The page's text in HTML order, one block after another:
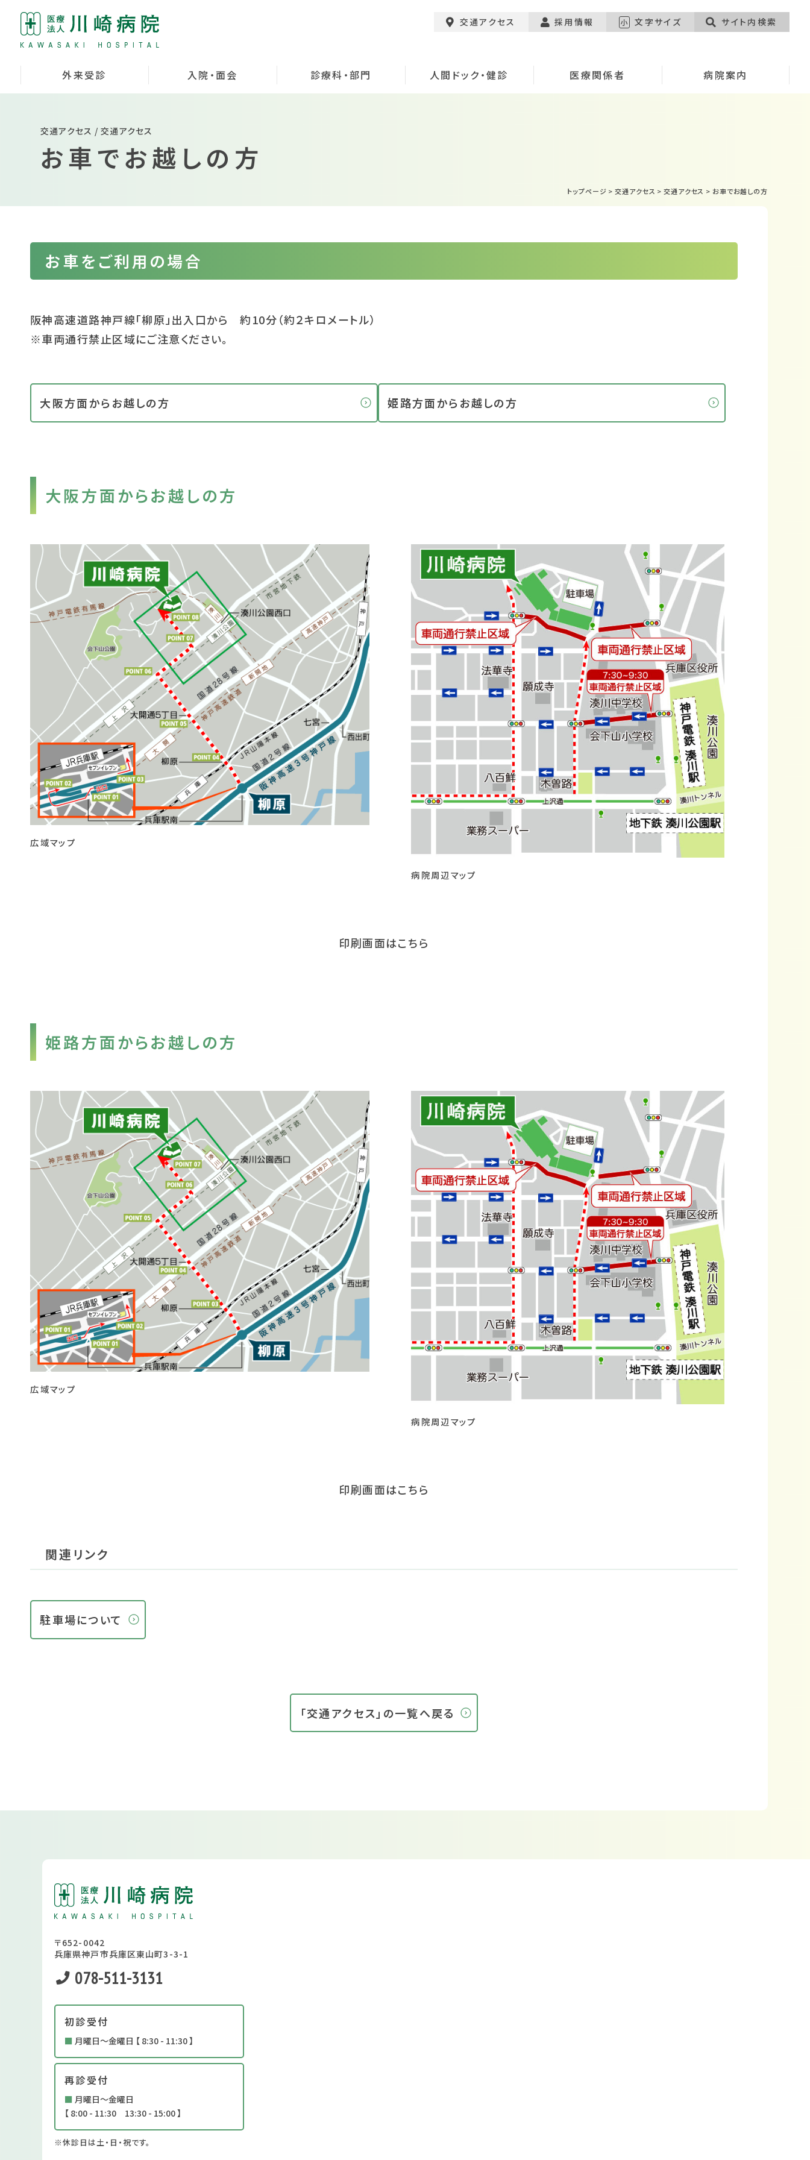
交通アクセス 採用情報 小 文字サイズ サイト内検索
外来受診 入院・面会 診療科・部門 人間ドック・健診 医療関係者 病院案内
交通アクセス / 交通アクセス
お車でお越しの方
トップページ >交通アクセス >交通アクセス > お車でお越しの方
お車をご利用の場合
阪神高速道路神戸線「柳原」出入口から 約10分（約２キロメートル）
※車両通行禁止区域にご注意ください。
大阪方面からお越しの方 姫路方面からお越しの方
大阪方面からお越しの方
広域マップ
病院周辺マップ
印刷画面はこちら
姫路方面からお越しの方
広域マップ
病院周辺マップ
印刷画面はこちら
関連リンク
駐車場について
「交通アクセス」の一覧へ戻る
〒652-0042
兵庫県神戸市兵庫区東山町3-3-1
078-511-3131
初診受付
■ 月曜日～金曜日 【 8:30 - 11:30 】
再診受付
■ 月曜日～金曜日
【 8:00 - 11:30 13:30 - 15:00 】
※休診日は土・日・祝です。